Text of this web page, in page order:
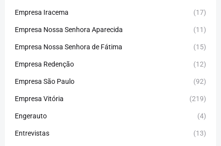
Empresa Iracema (17)
Empresa Nossa Senhora Aparecida (11)
Empresa Nossa Senhora de Fátima (15)
Empresa Redenção (12)
Empresa São Paulo (92)
Empresa Vitória (219)
Engerauto (4)
Entrevistas (13)